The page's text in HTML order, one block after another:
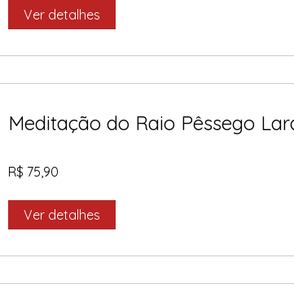
Ver detalhes
Meditação do Raio Pêssego
R$ 75,90
Ver detalhes